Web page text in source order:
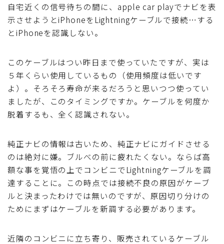
自宅近くの信号待ちの間に、apple car playでナビを表
示させようとiPhoneをLightningケーブルで接続…する
とiPhoneを認識しない。
このケーブルはつい昨日まで使っていたですが、実は
５年くらい使用しているもの（使用頻度は低いです
よ）。そろそろ寿命が来るだろうと思いつつ使ってい
ましたが、このタイミングですか。ケーブルを何度か
脱着するも、全く認識されない。
純正ナビの情報は古いため、純正ナビにガイドさせる
のは絶対に嫌。ブルべの前に疲れたくない。ならば高
額な事を覚悟の上でコンビニでLightningケーブルを調
達することに。この時点では接続不良の原因がケーブ
ルと決まったわけでは無いのですが、原因切り分けの
ためにまずはケーブルを新調する必要があります。
近隣のコンビニに立ち寄り、販売されているケーブル